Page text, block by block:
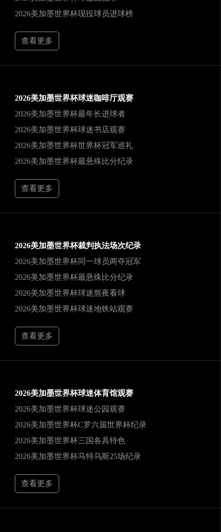
2026美加墨世界杯现役球员进球榜
查看更多
2026美加墨世界杯球迷咖啡厅观赛
2026美加墨世界杯最年长进球者
2026美加墨世界杯球迷书店观赛
2026美加墨世界杯世界杯冠军巡礼
2026美加墨世界杯最悬殊比分纪录
查看更多
2026美加墨世界杯裁判执法场次纪录
2026美加墨世界杯同一球员两夺冠军
2026美加墨世界杯最悬殊比分纪录
2026美加墨世界杯球迷熬夜看球
2026美加墨世界杯球迷地铁站观赛
查看更多
2026美加墨世界杯球迷体育馆观赛
2026美加墨世界杯球迷公园观赛
2026美加墨世界杯C罗六届世界杯纪录
2026美加墨世界杯三国各具特色
2026美加墨世界杯马特乌斯25场纪录
查看更多